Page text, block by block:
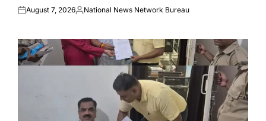
Posted
August 7, 2026Posted
National News Network Bureau